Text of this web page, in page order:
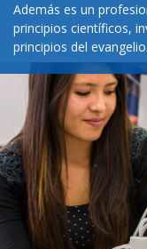
Investigación
Departamento de
U.C.B. Internacional
Nuevo Modelo
Reglamentos
U.C.B. Workspace
SIIAN
Biblioteca U.C.B.
Además es un
principios científicos,
principios del evangelio.